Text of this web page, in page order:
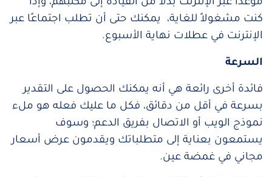
موعدًا عبر الإنترنت بدلاً من القيادة إلى مكتبهم، وإذا
كنت مشغولاً للغاية، يمكنك حتى أن تطلب اجتماعًا عبر
الإنترنت في عطلات نهاية الأسبوع.
السرعة
فائدة أخرى رائعة هي أنه يمكنك الحصول على التقدير
بسرعة في أقل من دقائق، فكل ما عليك فعله هو ملء
نموذج الويب أو الاتصال بفريق الدعم؛ وسوف
يستمعون بعناية إلى متطلباتك ويقدمون عرض أسعار
مجاني في غمضة عين.